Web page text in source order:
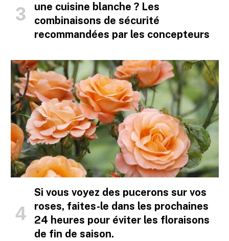
une cuisine blanche ? Les
combinaisons de sécurité
recommandées par les concepteurs
Si vous voyez des pucerons sur vos
roses, faites-le dans les prochaines
24 heures pour éviter les floraisons
de fin de saison.